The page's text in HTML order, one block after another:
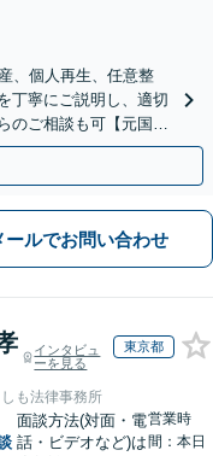
、個人再生、任意整
丁寧にご説明し、適切
のご相談も可【元国税
ールでお問い合わせ
インタビュ
ーを見る
東京都
も法律事務所
面談方法(対面・電
話・ビデオなど)は
営業時
間：本日